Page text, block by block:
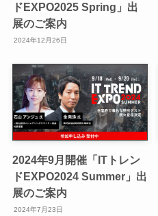
ドEXPO2025 Spring」出
展のご案内
2024年12月26日
2024年9月開催「ITトレン
ドEXPO2024 Summer」出
展のご案内
2024年7月23日